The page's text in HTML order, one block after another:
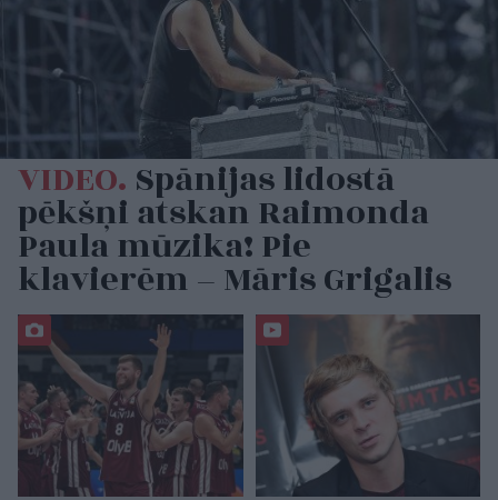
VIDEO. Spānijas lidostā
pēkšņi atskan Raimonda
Paula mūzika! Pie
klavierēm – Māris Grigalis